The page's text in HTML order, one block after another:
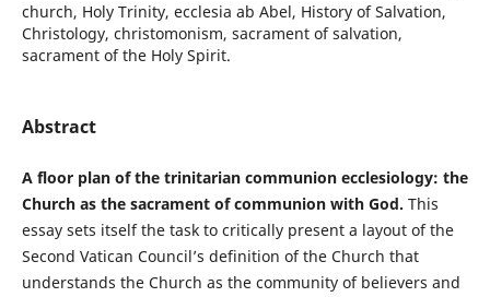
church, Holy Trinity, ecclesia ab Abel, History of Salvation,
Christology, christomonism, sacrament of salvation,
sacrament of the Holy Spirit.
Abstract
A floor plan of the trinitarian communion ecclesiology: the
Church as the sacrament of communion with God. This
essay sets itself the task to critically present a layout of the
Second Vatican Council’s definition of the Church that
understands the Church as the community of believers and